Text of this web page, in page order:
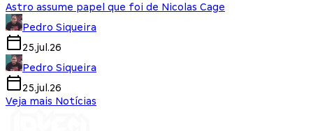
Astro assume papel que foi de Nicolas Cage
Pedro Siqueira
25.jul.26
Pedro Siqueira
25.jul.26
Veja mais Notícias